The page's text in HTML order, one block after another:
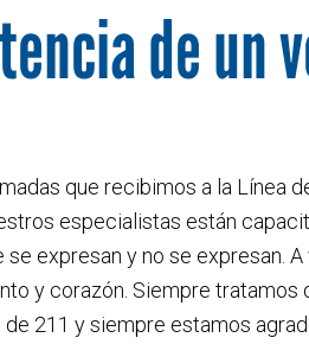
de un
que recibimos a la Línea
especialistas están
se expresan y no se expresan.
y corazón. Siempre tratamos
de 211 y siempre estamos